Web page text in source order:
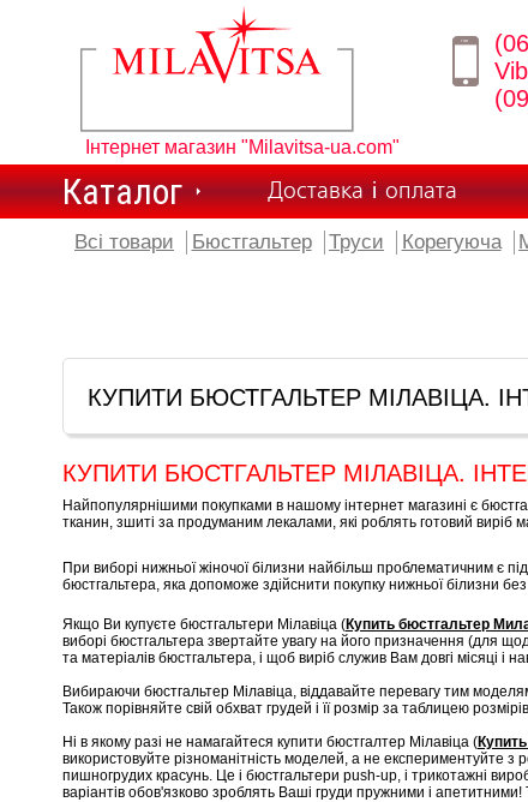
Інтернет магазин "Milavitsa-ua.com"
Каталог Доставка і оплата
Всі товари Бюстгальтер Труси Корегуюча
КУПИТИ БЮСТГАЛЬТЕР МІЛАВІЦА.
КУПИТИ БЮСТГАЛЬТЕР МІЛАВІЦА.
Найпопулярнішими покупками в нашому інтернет магазині є
тканин, зшиті за продуманим лекалами, які роблять готовий
При виборі нижньої жіночої білизни найбільш проблематичним є
бюстгальтера, яка допоможе здійснити покупку нижньої білизни
Якщо Ви купуєте бюстгальтери Мілавіца (Купить бюстгальтер
виборі бюстгальтера звертайте увагу на його призначення (для
та матеріалів бюстгальтера, і щоб виріб служив Вам довгі місяці і
Вибираючи бюстгальтер Мілавіца, віддавайте перевагу тим
Також порівняйте свій обхват грудей і її розмір за таблицею
Ні в якому разі не намагайтеся купити бюстгалтер Мілавіца (
використовуйте різноманітність моделей, а не експериментуйте
пишногрудих красунь. Це і бюстгальтери push-up, і трикотажні
варіантів обов'язково зроблять Ваші груди пружними і